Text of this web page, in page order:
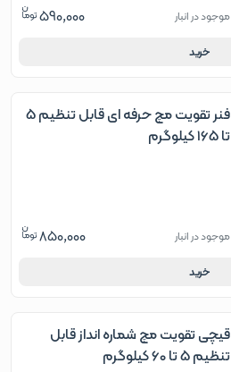
موجود در انبار 590,000
خرید
فنر تقویت مچ حرفه ای قابل تنظیم 5
تا 165 کیلوگرم
موجود در انبار 850,000
خرید
قیچی تقویت مچ شماره انداز قابل
تنظیم 5 تا 60 کیلوگرم